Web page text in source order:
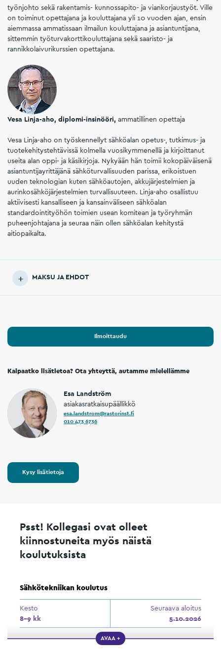
työnjohto sekä rakentamis- kunnossapito- ja viankorjaustyöt. Ville
on toiminut opettajana ja kouluttajana yli 10 vuoden ajan, ensin
aiemmassa ammatissaan ilmailun kouluttajana ja asiantuntijana,
sittemmin työturvakorttikouluttajana sekä saaristo- ja
rannikkolaivurikurssien opettajana.
Vesa Linja-aho, diplomi-insinööri, ammatillinen opettaja
Vesa Linja-aho on työskennellyt sähköalan opetus-, tutkimus- ja
tuotekehitystehtävissä kolmella vuosikymmenellä ja kirjoittanut
useita alan oppi- ja käsikirjoja. Nykyään hän toimii kokopäiväisenä
asiantuntijayrittäjänä sähköturvallisuuden parissa, erikoistuen
uuden teknologian kuten sähköautojen, akkujärjestelmien ja
aurinkosähköjärjestelmien turvallisuuteen. Linja-aho osallistuu
aktiivisesti kansalliseen ja kansainväliseen sähköalan
standardointityöhön toimien usean komitean ja työryhmän
puheenjohtajana ja seuraa näin ollen sähköalan kehitystä
aitiopaikalta.
MAKSU JA EHDOT
Ilmoittaudu
Kaipaatko lisätietoa? Ota yhteyttä, autamme mielellämme
Esa Landström
asiakasratkaisupäällikkö
esa.landstrom@rastorinst.fi
010 473 6736
Kysy lisätietoja
Psst! Kollegasi ovat olleet
kiinnostuneita myös näistä
koulutuksista
Sähkötekniikan koulutus
Kesto
8–9 kk
Seuraava aloitus
5.10.2026
AVAA +